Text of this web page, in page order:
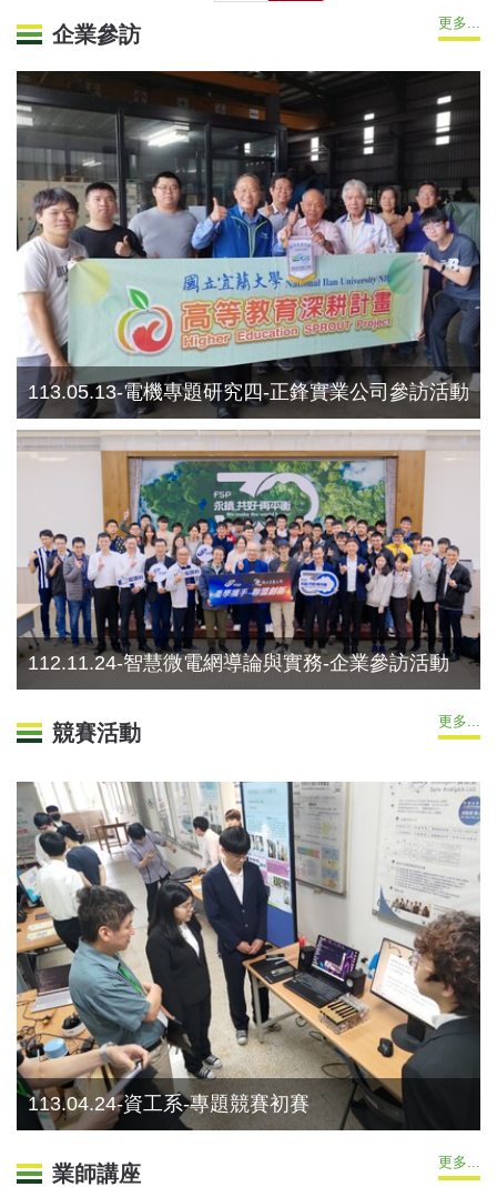
企業參訪
113.05.13-電機專題研究四-正鋒實業公司參訪活動
112.11.24-智慧微電網導論與實務-企業參訪活動
更多...
競賽活動
2025第六屆科學與科普專業英文聽寫說能力大賽
113.04.24-資工系-專題競賽初賽
更多...
業師講座 更多...